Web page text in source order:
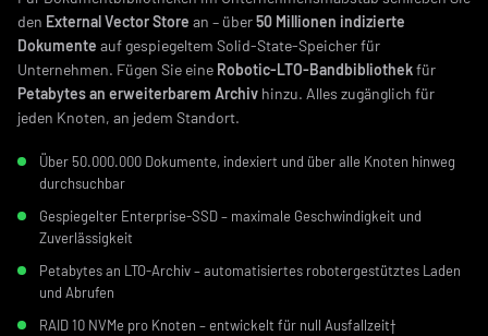
den External Vector Store an – über50 Millionen indizierte
Dokumente auf gespiegeltem Solid-State-Speicher für
Unternehmen. Fügen Sie eine Robotic-LTO-Bandbibliothekfür
Petabytes an erweiterbarem Archiv hinzu. Alles zugänglich für
jeden Knoten, an jedem Standort.
Über 50.000.000 Dokumente, indexiert und über alle Knoten hinweg
durchsuchbar
Gespiegelter Enterprise-SSD – maximale Geschwindigkeit und
Zuverlässigkeit
Petabytes an LTO-Archiv – automatisiertes robotergestütztes Laden
und Abrufen
RAID 10 NVMe pro Knoten – entwickelt für null Ausfallzeit†